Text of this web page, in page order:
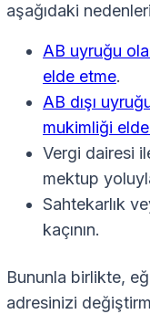
aşağıdaki
AB uyruğu
elde etme.
AB dışı
mukimliği
Vergi dairesi
mektup
Sahtekarlık
kaçının.
Bununla birlikte,
adresinizi